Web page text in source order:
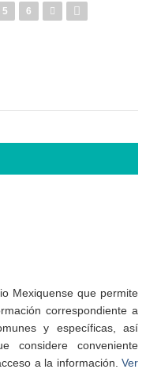
5 6
Mexiquense que permite
correspondiente a
y específicas, así
considere conveniente
a la información. Ver